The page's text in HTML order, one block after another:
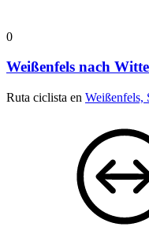
0
Weißenfels nach
Ruta ciclista en Weißenfels,